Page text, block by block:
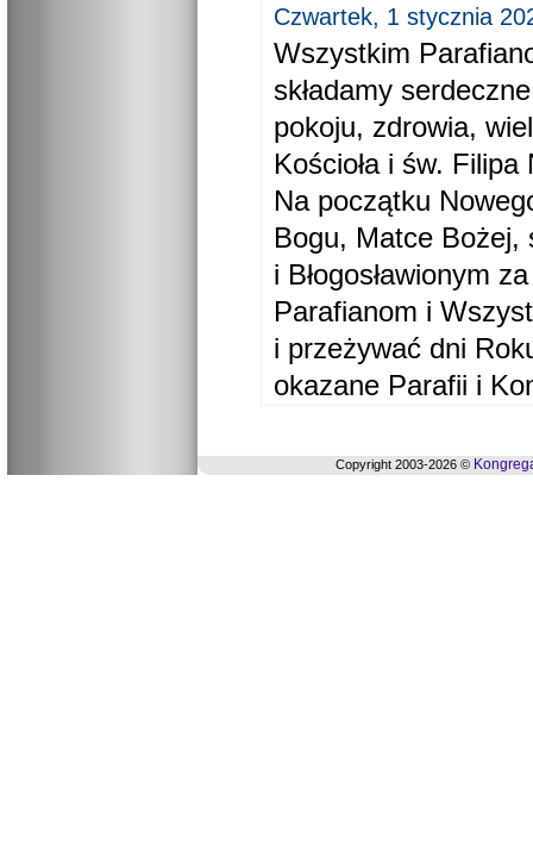
Czwartek, 1 stycznia
Wszystkim
składamy
pokoju, zdrowia,
Kościoła i św. Filipa
Na początku
Bogu, Matce Bożej,
i Błogosławionym
Parafianom i
i przeżywać dni
okazane Parafii i
Copyright 2003-2026 ©